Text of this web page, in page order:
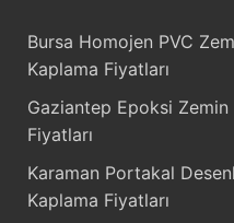
Bursa Homojen PVC
Kaplama Fiyatları
Gaziantep Epoksi Zemin
Fiyatları
Karaman Portakal
Kaplama Fiyatları